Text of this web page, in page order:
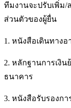
ทีมงานจะปรับเพิ่ม/
ส่วนตัวของผู้ยื่น
1. หนังสือเดินทางอ
2. หลักฐานการเงิ
ธนาคาร
3. หนังสือรับรองกา